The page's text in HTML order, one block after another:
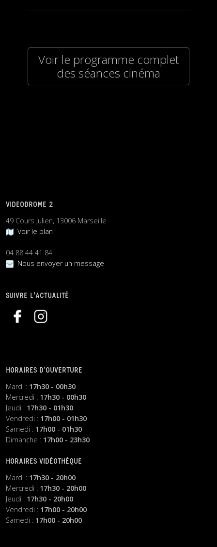
Voir le programme complet
des séances cinéma
VIDEODROME 2
49 Cours Julien, 13006 Marseille
Voir le plan
04 88 44 41 84
Nous envoyer un message
SUIVRE L’ACTUALITÉ
HORAIRES D’OUVERTURE
Mardi : 17h30 - 00h30
Mercredi : 17h30 - 00h30
Jeudi : 17h30 - 01h30
Vendredi : 17h00 - 01h30
Samedi : 17h00 - 01h30
Dimanche : 17h00 - 23h30
HORAIRES VIDÉOTHÈQUE
Mardi : 17h30 - 20h00
Mercredi : 17h30 - 20h00
Jeudi : 17h30 - 20h00
Vendredi : 17h00 - 20h00
Samedi : 17h00 - 20h00